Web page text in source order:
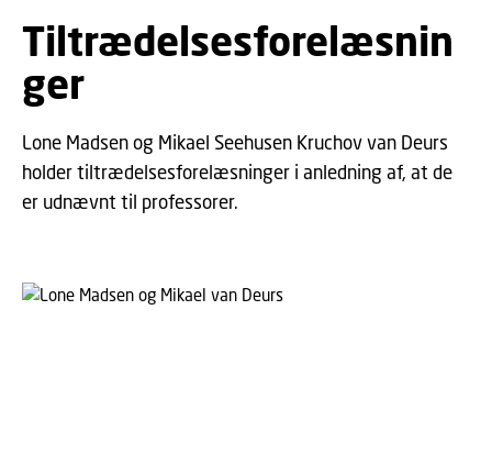
Tiltrædelsesforelæsnin
ger
Lone Madsen og Mikael Seehusen Kruchov van Deurs
holder tiltrædelsesforelæsninger i anledning af, at de
er udnævnt til professorer.